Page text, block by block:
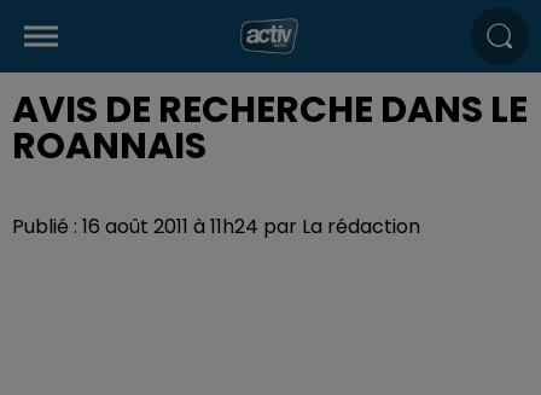
AVIS DE RECHERCHE DANS LE
ROANNAIS
Publié : 16 août 2011 à 11h24 par La rédaction